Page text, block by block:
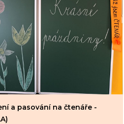
a pasování na čtenáře -